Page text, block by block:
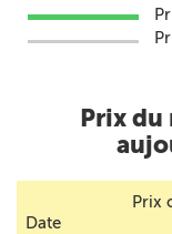
Prix du
Date
Prix